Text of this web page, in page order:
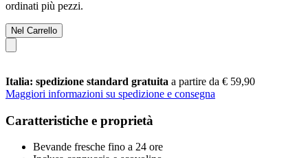
ordinati più pezzi.
Nel Carrello
Italia: spedizione standard gratuita a partire da € 59,90
Maggiori informazioni su spedizione e consegna
Caratteristiche e proprietà
Bevande fresche fino a 24 ore